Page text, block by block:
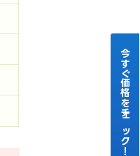
今すぐ価格をチェック！